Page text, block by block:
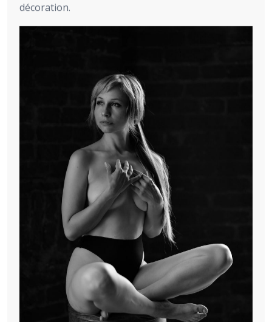
décoration.